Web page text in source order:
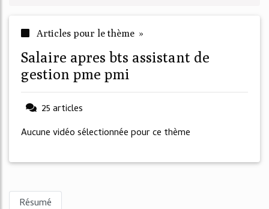
Articles pour le thème »
salaire apres bts assistant de
gestion pme pmi
25 articles
Aucune vidéo sélectionnée pour ce thème
Résumé